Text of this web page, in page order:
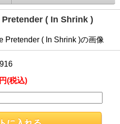
( In Shrink )
(税込)